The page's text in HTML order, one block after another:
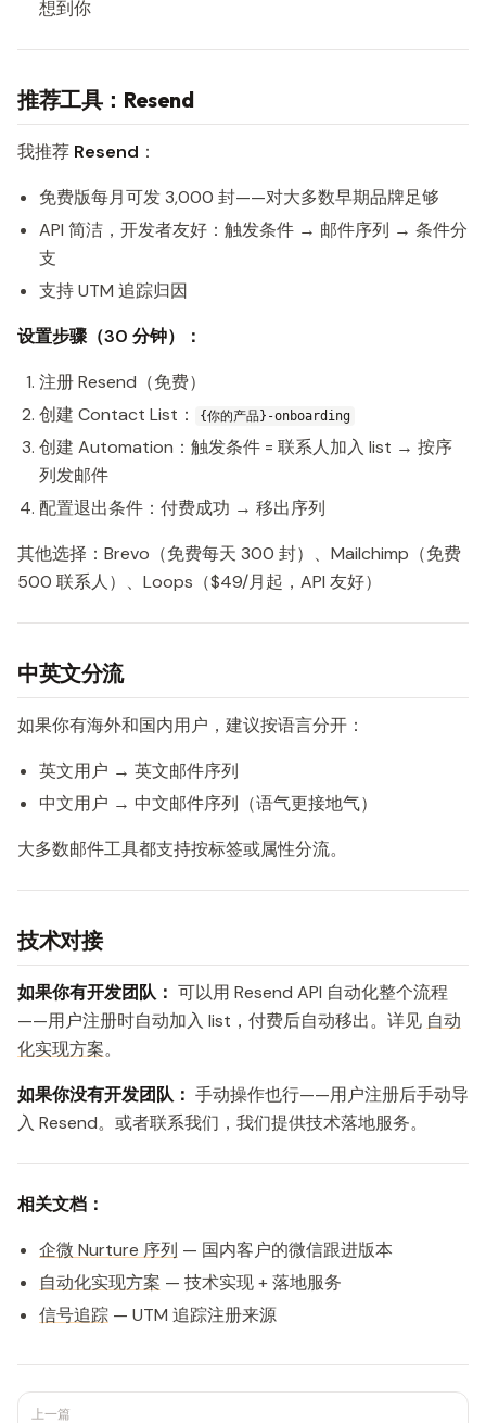
想到你
推荐工具：Resend
我推荐 Resend ：
免费版每月可发 3,000 封——对大多数早期品牌足够
API 简洁，开发者友好：触发条件 → 邮件序列 → 条件分
支
支持 UTM 追踪归因
设置步骤（30 分钟）：
注册 Resend（免费）
创建 Contact List：
{你的产品}-onboarding
创建 Automation：触发条件 = 联系人加入 list → 按序
列发邮件
配置退出条件：付费成功 → 移出序列
其他选择：Brevo（免费每天 300 封）、Mailchimp（免费
500 联系人）、Loops（$49/月起，API 友好）
中英文分流
如果你有海外和国内用户，建议按语言分开：
英文用户 → 英文邮件序列
中文用户 → 中文邮件序列（语气更接地气）
大多数邮件工具都支持按标签或属性分流。
技术对接
如果你有开发团队： 可以用 Resend API 自动化整个流程
——用户注册时自动加入 list，付费后自动移出。详见 自动
化实现方案。
如果你没有开发团队： 手动操作也行——用户注册后手动导
入 Resend。或者联系我们，我们提供技术落地服务。
相关文档：
企微 Nurture 序列 — 国内客户的微信跟进版本
自动化实现方案 — 技术实现 + 落地服务
信号追踪 — UTM 追踪注册来源
上一篇